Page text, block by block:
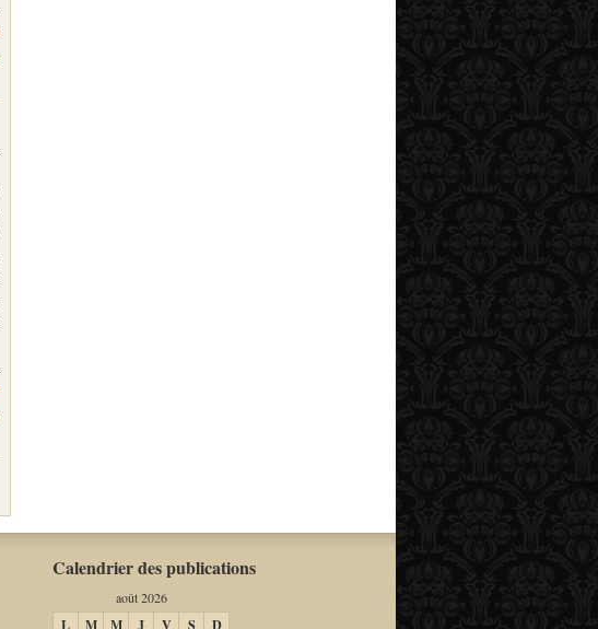
Calendrier des publications
août 2026
L M M J V S D